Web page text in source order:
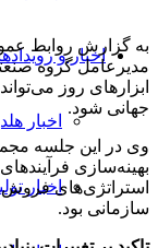
اخبار و
اخبار
اخبار
به گزارش روابط
مدیرعامل گروه
ابزارهای روز
جهانی شود.
وی در این جلسه
بهینه‌سازی
استراتژی‌های فروش،
سازمانی بود.